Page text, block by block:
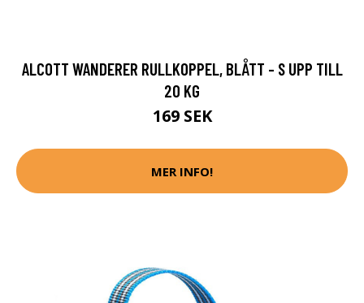
ALCOTT WANDERER RULLKOPPEL, BLÅTT - S UPP TILL
20 KG
169 SEK
MER INFO!